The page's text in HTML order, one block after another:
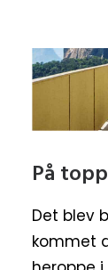
På
Det blev
kommet